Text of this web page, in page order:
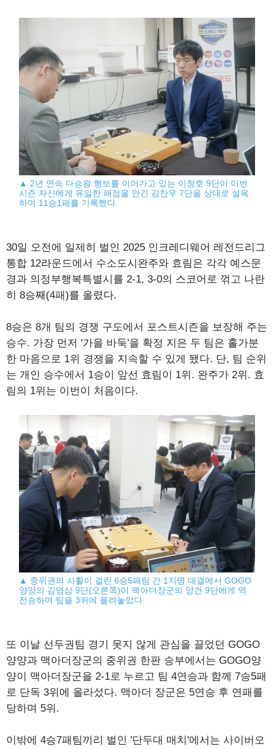
▲ 2년 연속 다승왕 행보를 이어가고 있는 이창호 9단이 이번
시즌 자신에게 유일한 패점을 안긴 김찬우 7단을 상대로 설욕
하며 11승1패를 기록했다.
30일 오전에 일제히 벌인 2025 인크레디웨어 레전드리그
통합 12라운드에서 수소도시완주와 효림은 각각 예스문
경과 의정부행복특별시를 2-1, 3-0의 스코어로 꺾고 나란
히 8승째(4패)를 올렸다.
8승은 8개 팀의 경쟁 구도에서 포스트시즌을 보장해 주는
승수. 가장 먼저 '가을 바둑'을 확정 지은 두 팀은 홀가분
한 마음으로 1위 경쟁을 지속할 수 있게 됐다. 단, 팀 순위
는 개인 승수에서 1승이 앞선 효림이 1위. 완주가 2위. 효
림의 1위는 이번이 처음이다.
▲ 중위권의 사활이 걸린 6승5패팀 간 1지명 대결에서 GOGO
양양의 김염삼 9단(오른쪽)이 맥아더장군의 양건 9단에게 역
전승하며 팀을 3위에 올려놓았다.
또 이날 선두권팀 경기 못지 않게 관심을 끌었던 GOGO
양양과 맥아더장군의 중위권 한판 승부에서는 GOGO양
양이 맥아더장군을 2-1로 누르고 팀 4연승과 함께 7승5패
로 단독 3위에 올라섰다. 맥아더 장군은 5연승 후 연패를
당하며 5위.
이밖에 4승7패팀끼리 벌인 '단두대 매치'에서는 사이버오